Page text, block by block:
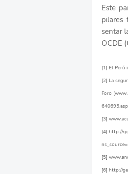
Este
pilares
sentar
OCDE
[1] El Perú
[2] La
Foro
[3]
[4] http://
[5]
[6] http://